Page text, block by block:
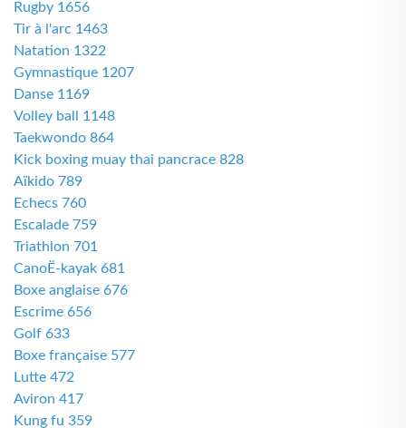
Rugby 1656
Tir à l'arc 1463
Natation 1322
Gymnastique 1207
Danse 1169
Volley ball 1148
Taekwondo 864
Kick boxing muay thai pancrace 828
Aïkido 789
Echecs 760
Escalade 759
Triathlon 701
CanoË-kayak 681
Boxe anglaise 676
Escrime 656
Golf 633
Boxe française 577
Lutte 472
Aviron 417
Kung fu 359